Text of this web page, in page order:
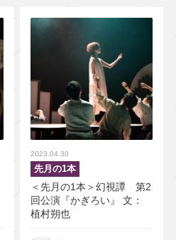
2023.04.30
先月の1本
＜先月の1本＞幻視譚 第2
回公演『かぎろい』 文：
植村朔也